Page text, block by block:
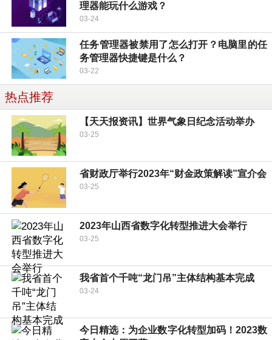
理器能玩什么游戏？
03-24
任务管理器被禁用了怎么打开？电脑里的任
务管理器快捷键是什么？
03-22
热点推荐
【天天报资讯】世界气象日纪念活动举办
03-25
省财政厅举行2023年“财金政策解读”宣介会
03-25
2023年山西省数字化转型推进大会举行
03-25
我省首个千吨“龙门吊”主体结构基本完成
03-24
今日精选：为企业数字化转型加码！2023数